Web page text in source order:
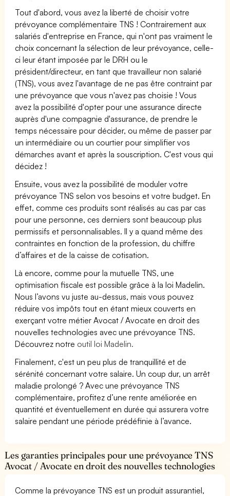
Tout d'abord, vous avez la liberté de choisir votre
prévoyance complémentaire TNS ! Contrairement aux
salariés d'entreprise en France, qui n'ont pas vraiment le
choix concernant la sélection de leur prévoyance, celle-
ci leur étant imposée par le DRH ou le
président/directeur, en tant que travailleur non salarié
(TNS), vous avez l'avantage de ne pas être contraint par
une prévoyance que vous n'avez pas choisie ! Vous
avez la possibilité d'opter pour une assurance directe
auprès d'une compagnie d'assurance, de prendre le
temps nécessaire pour décider, ou même de passer par
un intermédiaire ou un courtier pour simplifier vos
démarches avant et après la souscription. C'est vous qui
décidez !
Ensuite, vous avez la possibilité de moduler votre
prévoyance TNS selon vos besoins et votre budget. En
effet, comme ces produits sont réalisés au cas par cas
pour une personne, ces derniers sont beaucoup plus
permissifs et personnalisables. Il y a quand même des
contraintes en fonction de la profession, du chiffre
d’affaires et de la caisse de cotisation.
Là encore, comme pour la mutuelle TNS, une
optimisation fiscale est possible grâce à la loi Madelin.
Nous l’avons vu juste au-dessus, mais vous pouvez
réduire vos impôts tout en étant mieux couverts en
exerçant votre métier Avocat / Avocate en droit des
nouvelles technologies avec une prévoyance TNS.
Découvrez notre outil loi Madelin.
Finalement, c'est un peu plus de tranquillité et de
sérénité concernant votre salaire. Un coup dur, un arrêt
maladie prolongé ? Avec une prévoyance TNS
complémentaire, profitez d’une rente améliorée en
quantité et éventuellement en durée qui assurera votre
salaire pendant une période prédéfinie à l’avance.
Les garanties principales pour une prévoyance TNS
Avocat / Avocate en droit des nouvelles technologies
Comme la prévoyance TNS est un produit assurantiel,